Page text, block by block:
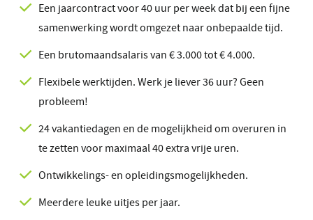
Een jaarcontract voor 40 uur per week dat bij een fijne
samenwerking wordt omgezet naar onbepaalde tijd.
Een brutomaandsalaris van € 3.000 tot € 4.000.
Flexibele werktijden. Werk je liever 36 uur? Geen
probleem!
24 vakantiedagen en de mogelijkheid om overuren in
te zetten voor maximaal 40 extra vrije uren.
Ontwikkelings- en opleidingsmogelijkheden.
Meerdere leuke uitjes per jaar.